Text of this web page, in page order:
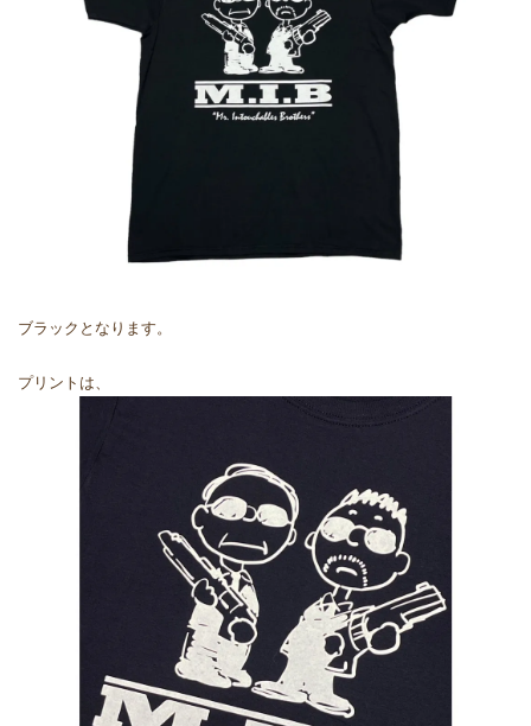
ブラックとなります。
プリントは、